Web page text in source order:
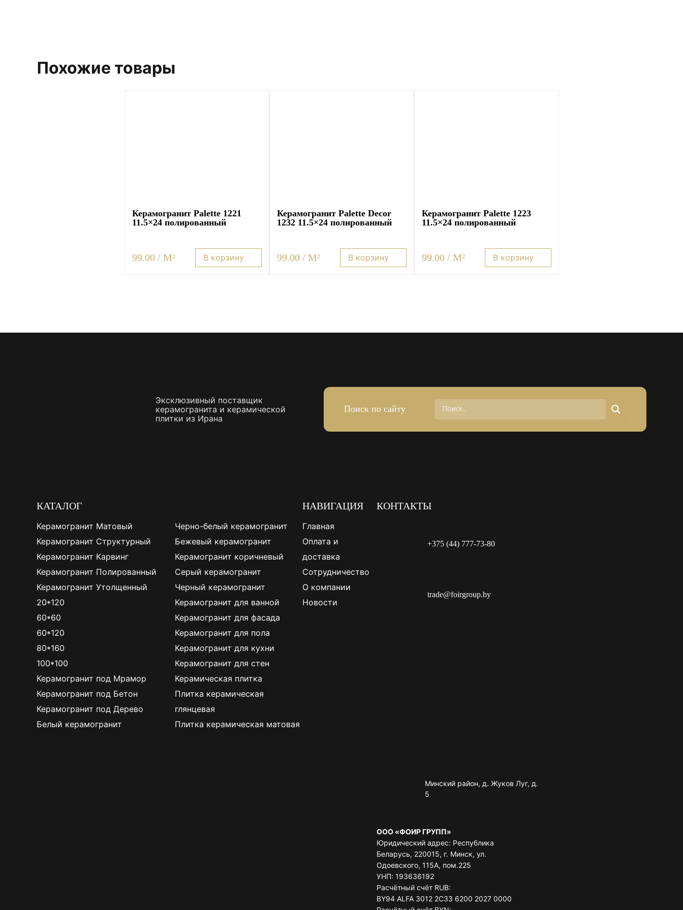
Похожие товары
Керамогранит Palette 1221
11.5×24 полированный
99.00 / M² В корзину
Керамогранит Palette Decor
1232 11.5×24 полированный
99.00 / M² В корзину
Керамогранит Palette 1223
11.5×24 полированный
99.00 / M² В корзину
Эксклюзивный поставщик
керамогранита и керамической
плитки из Ирана
Поиск по сайту
КАТАЛОГ
Керамогранит Матовый
Керамогранит Структурный
Керамогранит Карвинг
Керамогранит Полированный
Керамогранит Утолщенный
20*120
60*60
60*120
80*160
100*100
Керамогранит под Мрамор
Керамогранит под Бетон
Керамогранит под Дерево
Белый керамогранит
Черно-белый керамогранит
Бежевый керамогранит
Керамогранит коричневый
Серый керамогранит
Черный керамогранит
Керамогранит для ванной
Керамогранит для фасада
Керамогранит для пола
Керамогранит для кухни
Керамогранит для стен
Керамическая плитка
Плитка керамическая
глянцевая
Плитка керамическая матовая
НАВИГАЦИЯ
Главная
Оплата и
доставка
Сотрудничество
О компании
Новости
КОНТАКТЫ
+375 (44) 777-73-80
trade@foirgroup.by
Минский район, д. Жуков Луг, д.
5
ООО «ФОИР ГРУПП»
Юридический адрес: Республика
Беларусь, 220015, г. Минск, ул.
Одоевского, 115А, пом.225
УНП: 193636192
Расчётный счёт RUB:
BY94 ALFA 3012 2C33 6200 2027 0000